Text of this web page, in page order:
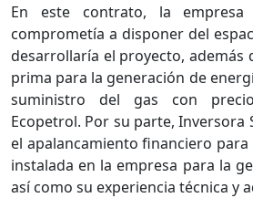
En este contrato, la
comprometía a disponer del
desarrollaría el proyecto, además
prima para la generación de
suministro del gas con
Ecopetrol. Por su parte, Inversora
el apalancamiento financiero
instalada en la empresa para la
así como su experiencia técnica y